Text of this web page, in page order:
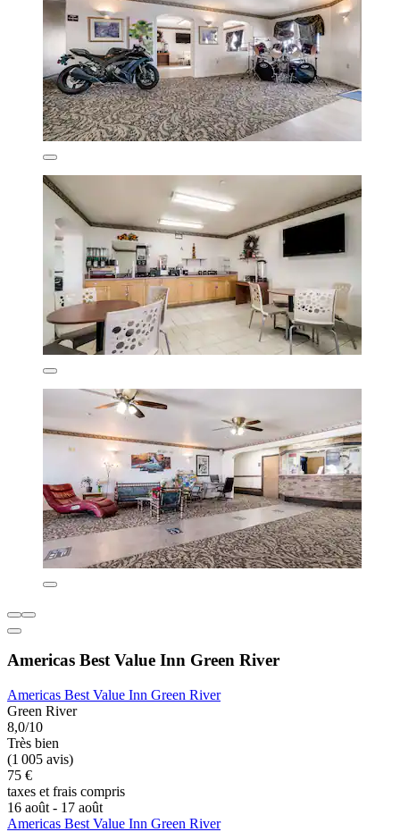
Americas Best Value Inn Green River
Americas Best Value Inn Green River
Green River
8,0/10
Très bien
(1 005 avis)
75 €
taxes et frais compris
16 août - 17 août
Americas Best Value Inn Green River